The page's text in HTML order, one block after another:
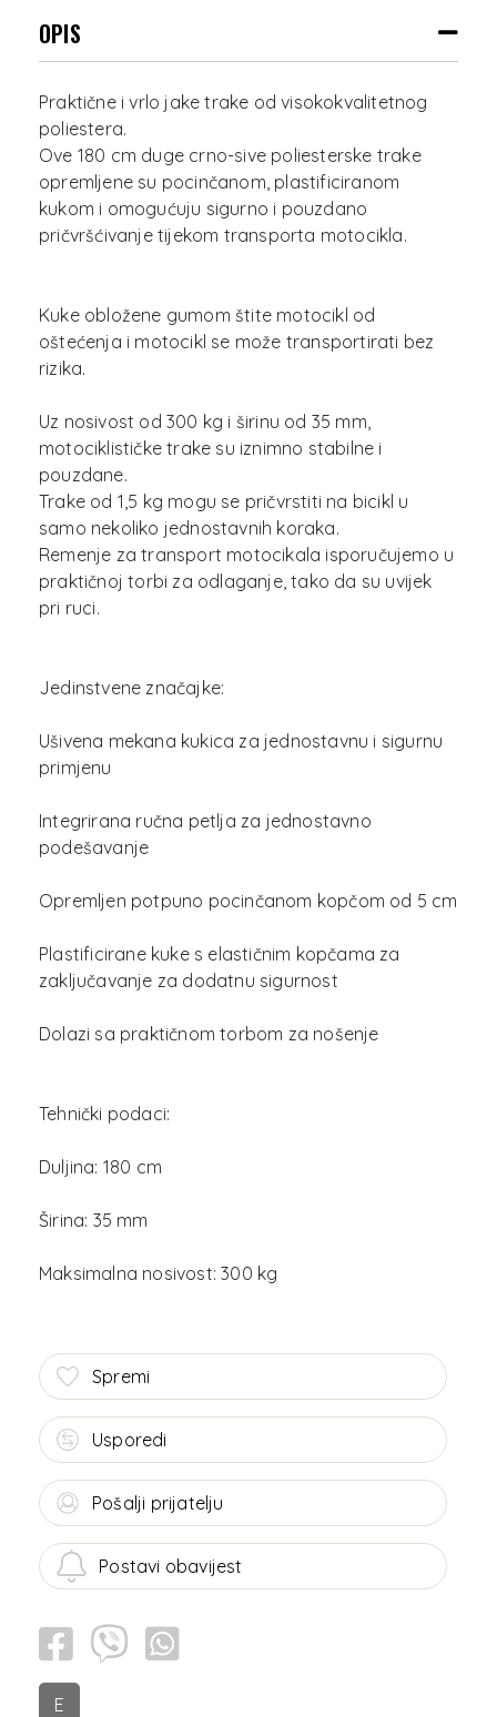
OPIS
Praktične i vrlo jake trake od visokokvalitetnog
poliestera.
Ove 180 cm duge crno-sive poliesterske trake
opremljene su pocinčanom, plastificiranom
kukom i omogućuju sigurno i pouzdano
pričvršćivanje tijekom transporta motocikla.
Kuke obložene gumom štite motocikl od
oštećenja i motocikl se može transportirati bez
rizika.
Uz nosivost od 300 kg i širinu od 35 mm,
motociklističke trake su iznimno stabilne i
pouzdane.
Trake od 1,5 kg mogu se pričvrstiti na bicikl u
samo nekoliko jednostavnih koraka.
Remenje za transport motocikala isporučujemo u
praktičnoj torbi za odlaganje, tako da su uvijek
pri ruci.
Jedinstvene značajke:
Ušivena mekana kukica za jednostavnu i sigurnu
primjenu
Integrirana ručna petlja za jednostavno
podešavanje
Opremljen potpuno pocinčanom kopčom od 5 cm
Plastificirane kuke s elastičnim kopčama za
zaključavanje za dodatnu sigurnost
Dolazi sa praktičnom torbom za nošenje
Tehnički podaci:
Duljina: 180 cm
Širina: 35 mm
Spremi
Usporedi
Pošalji prijatelju
Postavi obavijest
E